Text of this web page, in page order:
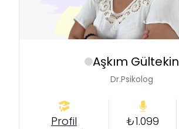
Aşkım Gültekin
Dr.Psikolog
Profil ₺1.099